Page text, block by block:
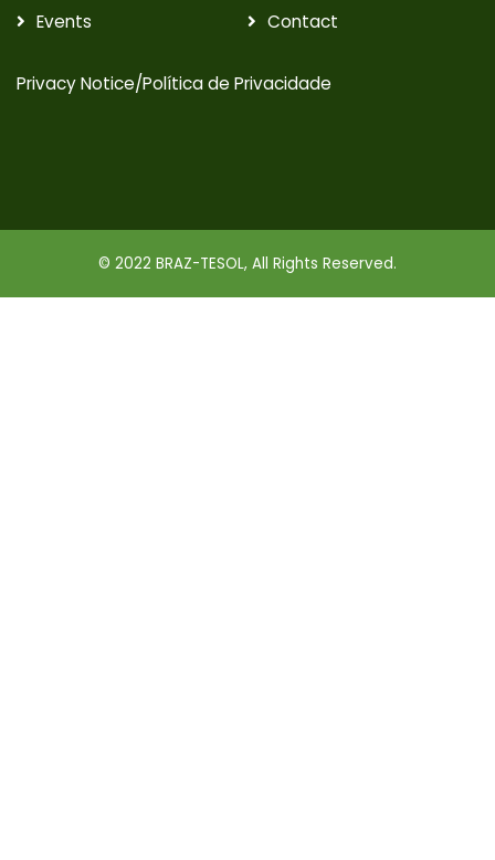
Events
Contact
Privacy Notice/Política de Privacidade
© 2022 BRAZ-TESOL, All Rights Reserved.